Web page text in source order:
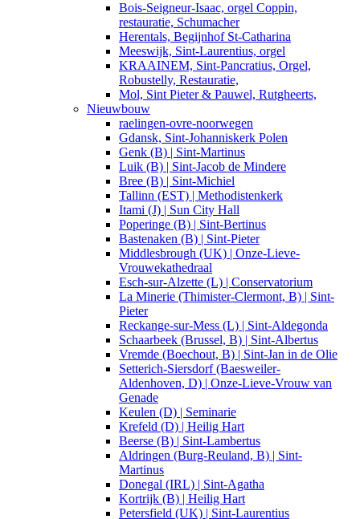
Bois-Seigneur-Isaac, orgel Coppin,
restauratie, Schumacher
Herentals, Begijnhof St-Catharina
Meeswijk, Sint-Laurentius, orgel
KRAAINEM, Sint-Pancratius, Orgel,
Robustelly, Restauratie,
Mol, Sint Pieter & Pauwel, Rutgheerts,
Nieuwbouw
raelingen-ovre-noorwegen
Gdansk, Sint-Johanniskerk Polen
Genk (B) | Sint-Martinus
Luik (B) | Sint-Jacob de Mindere
Bree (B) | Sint-Michiel
Tallinn (EST) | Methodistenkerk
Itami (J) | Sun City Hall
Poperinge (B) | Sint-Bertinus
Bastenaken (B) | Sint-Pieter
Middlesbrough (UK) | Onze-Lieve-
Vrouwekathedraal
Esch-sur-Alzette (L) | Conservatorium
La Minerie (Thimister-Clermont, B) | Sint-
Pieter
Reckange-sur-Mess (L) | Sint-Aldegonda
Schaarbeek (Brussel, B) | Sint-Albertus
Vremde (Boechout, B) | Sint-Jan in de Olie
Setterich-Siersdorf (Baesweiler-
Aldenhoven, D) | Onze-Lieve-Vrouw van
Genade
Keulen (D) | Seminarie
Krefeld (D) | Heilig Hart
Beerse (B) | Sint-Lambertus
Aldringen (Burg-Reuland, B) | Sint-
Martinus
Donegal (IRL) | Sint-Agatha
Kortrijk (B) | Heilig Hart
Petersfield (UK) | Sint-Laurentius